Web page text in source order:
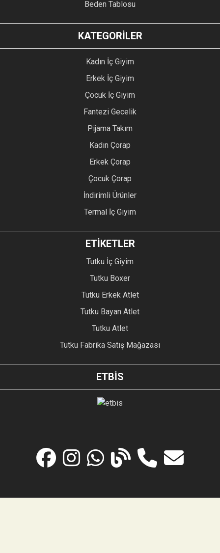
Beden Tablosu
KATEGORİLER
Kadın İç Giyim
Erkek İç Giyim
Çocuk İç Giyim
Fantezi Gecelik
Pijama Takım
Kadın Çorap
Erkek Çorap
Çocuk Çorap
İndirimli Ürünler
Termal İç Giyim
ETİKETLER
Tutku İç Giyim
Tutku Boxer
Tutku Erkek Atlet
Tutku Bayan Atlet
Tutku Atlet
Tutku Fabrika Satış Mağazası
ETBİS